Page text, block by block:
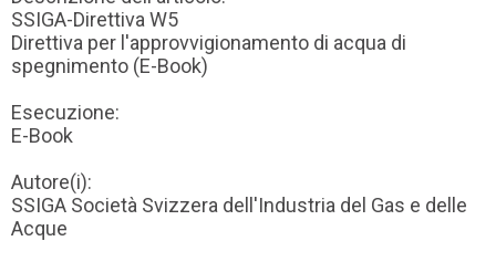
SSIGA-Direttiva W5
Direttiva per l'approvvigionamento di acqua di
spegnimento (E-Book)
Esecuzione:
E-Book
Autore(i):
SSIGA Società Svizzera dell'Industria del Gas e delle
Acque